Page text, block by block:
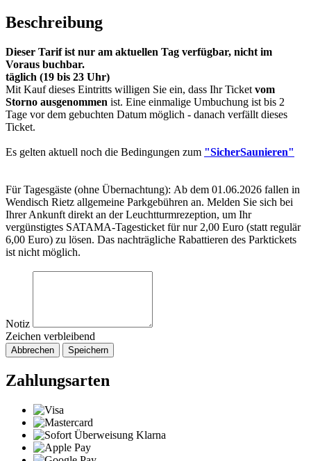
Beschreibung
Dieser Tarif ist nur am aktuellen Tag verfügbar, nicht im
Voraus buchbar.
täglich (19 bis 23 Uhr)
Mit Kauf dieses Eintritts willigen Sie ein, dass Ihr Ticket vom
Storno ausgenommen ist. Eine einmalige Umbuchung ist bis 2
Tage vor dem gebuchten Datum möglich - danach verfällt dieses
Ticket.
Es gelten aktuell noch die Bedingungen zum "SicherSaunieren"
Für Tagesgäste (ohne Übernachtung): Ab dem 01.06.2026 fallen in
Wendisch Rietz allgemeine Parkgebühren an. Melden Sie sich bei
Ihrer Ankunft direkt an der Leuchtturmrezeption, um Ihr
vergünstigtes SATAMA-Tagesticket für nur 2,00 Euro (statt regulär
6,00 Euro) zu lösen. Das nachträgliche Rabattieren des Parktickets
ist nicht möglich.
Notiz
Zeichen verbleibend
Abbrechen Speichern
Zahlungsarten